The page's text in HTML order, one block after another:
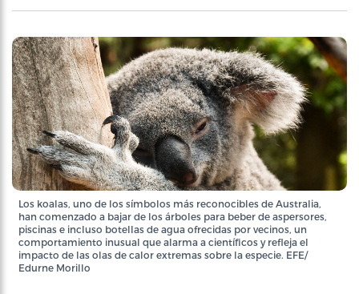
Los koalas, uno de los símbolos más reconocibles de Australia,
han comenzado a bajar de los árboles para beber de aspersores,
piscinas e incluso botellas de agua ofrecidas por vecinos, un
comportamiento inusual que alarma a científicos y refleja el
impacto de las olas de calor extremas sobre la especie. EFE/
Edurne Morillo